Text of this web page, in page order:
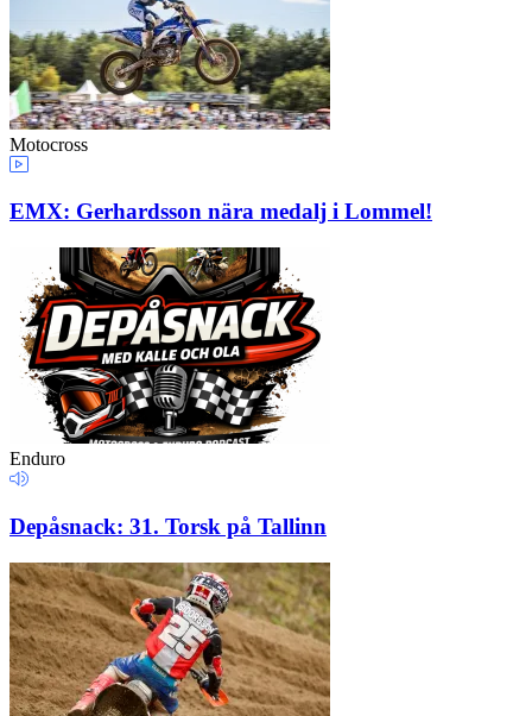
Motocross
EMX: Gerhardsson nära medalj i Lommel!
Enduro
Depåsnack: 31. Torsk på Tallinn